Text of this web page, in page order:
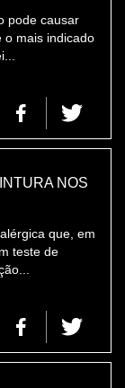
pode causar
o mais indicado
NOS
que, em
teste de